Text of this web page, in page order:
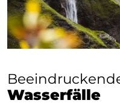
Wasserfälle